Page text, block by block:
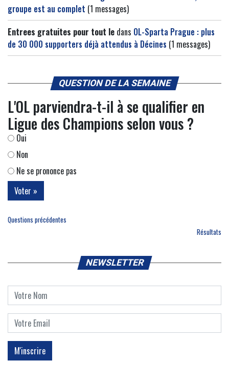
groupe est au complet (1 messages)
Entrees gratuites pour tout le dans OL-Sparta Prague : plus
de 30 000 supporters déjà attendus à Décines (1 messages)
QUESTION DE LA SEMAINE
L'OL parviendra-t-il à se qualifier en
Ligue des Champions selon vous ?
Oui
Non
Ne se prononce pas
Questions précédentes
Résultats
NEWSLETTER